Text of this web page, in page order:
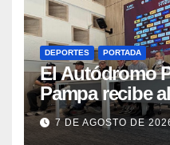
DEPORTES PORTADA
El Autódromo
Pampa recibe
Race y
de semana
7 DE AGOSTO DE